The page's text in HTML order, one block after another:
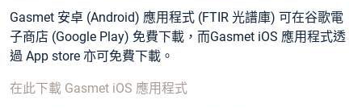
Gasmet 安卓 (Android) 應用程式 (FTIR 光譜庫) 可在谷歌電
子商店 (Google Play) 免費下載，而Gasmet iOS 應用程式透
過 App store 亦可免費下載。
在此下載 Gasmet iOS 應用程式